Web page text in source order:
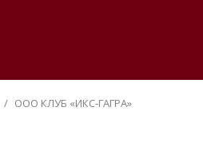
ООО КЛУБ «ИКС-ГАГРА»